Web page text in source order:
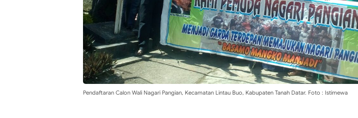
Pendaftaran Calon Wali Nagari Pangian, Kecamatan Lintau Buo, Kabupaten Tanah Datar. Foto : Istimewa